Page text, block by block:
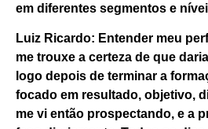
em diferentes segmentos e
Luiz Ricardo: Entender meu
me trouxe a certeza de que
logo depois de terminar a
focado em resultado, objetivo,
me vi então prospectando, e a